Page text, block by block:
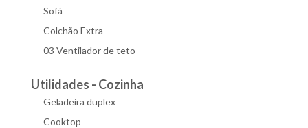
Sofá
Colchão Extra
03 Ventilador de teto
Utilidades - Cozinha
Geladeira duplex
Cooktop